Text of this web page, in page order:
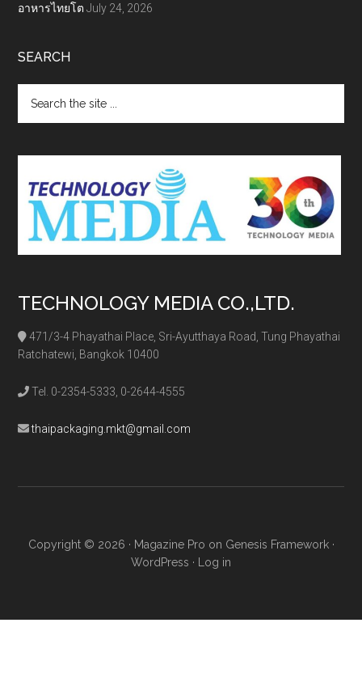
อาหารไทยโต July 24, 2026
SEARCH
the
TECHNOLOGY MEDIA CO.,LTD.
471/3-4 Phayathai Place, Sri-Ayutthaya Road, Tung Phayathai
Ratchatewi, Bangkok 10400
Tel. 0-2354-5333, 0-2644-4555
thaipackaging.mkt@gmail.com
Copyright © 2026 · Magazine Pro on Genesis Framework·
WordPress · Log in